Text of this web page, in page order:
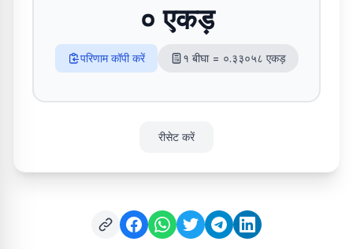
० एकड़
परिणाम कॉपी करें १ बीघा = ०.३३०५८ एकड़
रीसेट करें